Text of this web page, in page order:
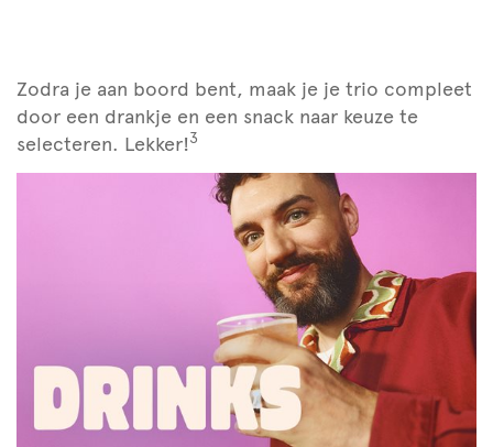
Zodra je aan boord bent, maak je je trio compleet
door een drankje en een snack naar keuze te
selecteren. Lekker!3